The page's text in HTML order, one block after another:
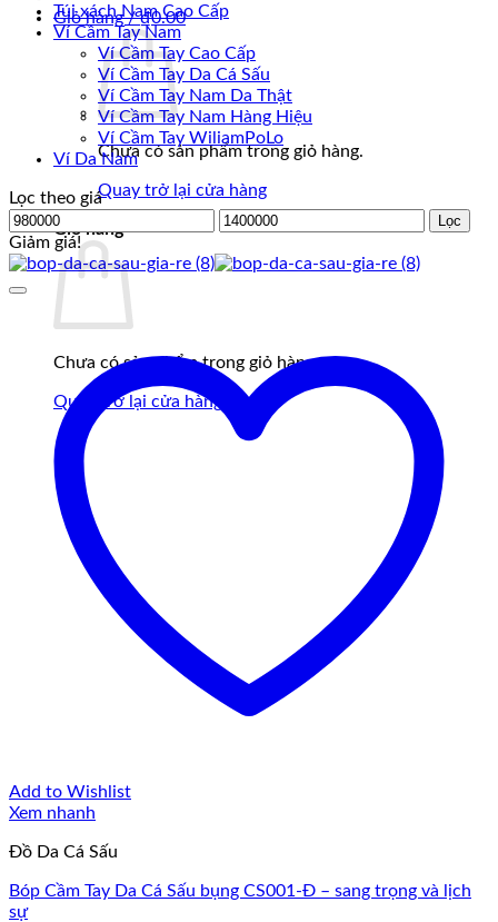
Giỏ hàng /₫0.00
Chưa có sản phẩm trong giỏ hàng.
Quay trở lại cửa hàng
Giỏ hàng
Chưa có sản phẩm trong giỏ hàng.
Quay trở lại cửa hàng
Túi xách Nam Cao Cấp
Ví Cầm Tay Nam
Ví Cầm Tay Cao Cấp
Ví Cầm Tay Da Cá Sấu
Ví Cầm Tay Nam Da Thật
Ví Cầm Tay Nam Hàng Hiệu
Ví Cầm Tay WiliamPoLo
Ví Da Nam
Lọc theo giá
Giá
tối
thiểu
Giá
đa
Lọc
Giảm giá!
Add to Wishlist
Xem nhanh
Đồ Da Cá Sấu
Bóp Cầm Tay Da Cá Sấu bụng CS001-Đ – sang trọng và lịch
sự